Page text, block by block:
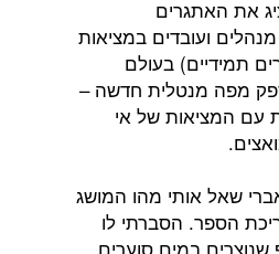
את האתגרים
מנהלים ועובדים במציאות
תמידיים) בעולם
מפה מנטלית חדשה –
עם המציאות של אי
שאל אותי מהו המושג
הספר. הסברתי לו
במים סוערים,